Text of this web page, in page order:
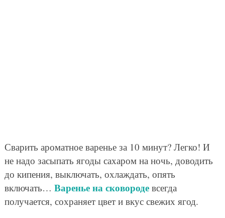
Сварить ароматное варенье за 10 минут? Легко! И
не надо засыпать ягоды сахаром на ночь, доводить
до кипения, выключать, охлаждать, опять
включать… Варенье на сковородевсегда
получается, сохраняет цвет и вкус свежих ягод.